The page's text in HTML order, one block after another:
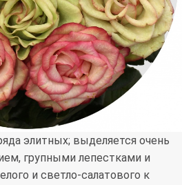
элитных; выделяется очень
групными лепестками и
и светло-салатового к